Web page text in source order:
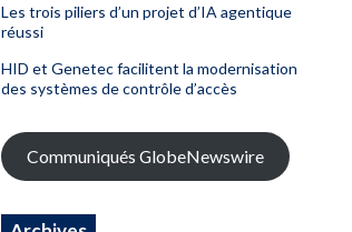
Les trois piliers d’un projet d’IA agentique
réussi
HID et Genetec facilitent la modernisation
des systèmes de contrôle d’accès
Communiqués GlobeNewswire